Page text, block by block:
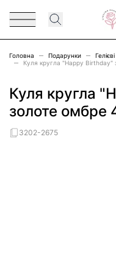
Головна Подарунки
Куля кругла "Happy
Куля кругла
золоте омбре
3202-2675